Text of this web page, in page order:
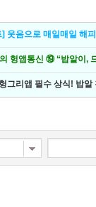
] 웃음으로 매일매일 해
헝앱통신 ⑲ “밥알이,
그리앱 필수 상식! 밥알